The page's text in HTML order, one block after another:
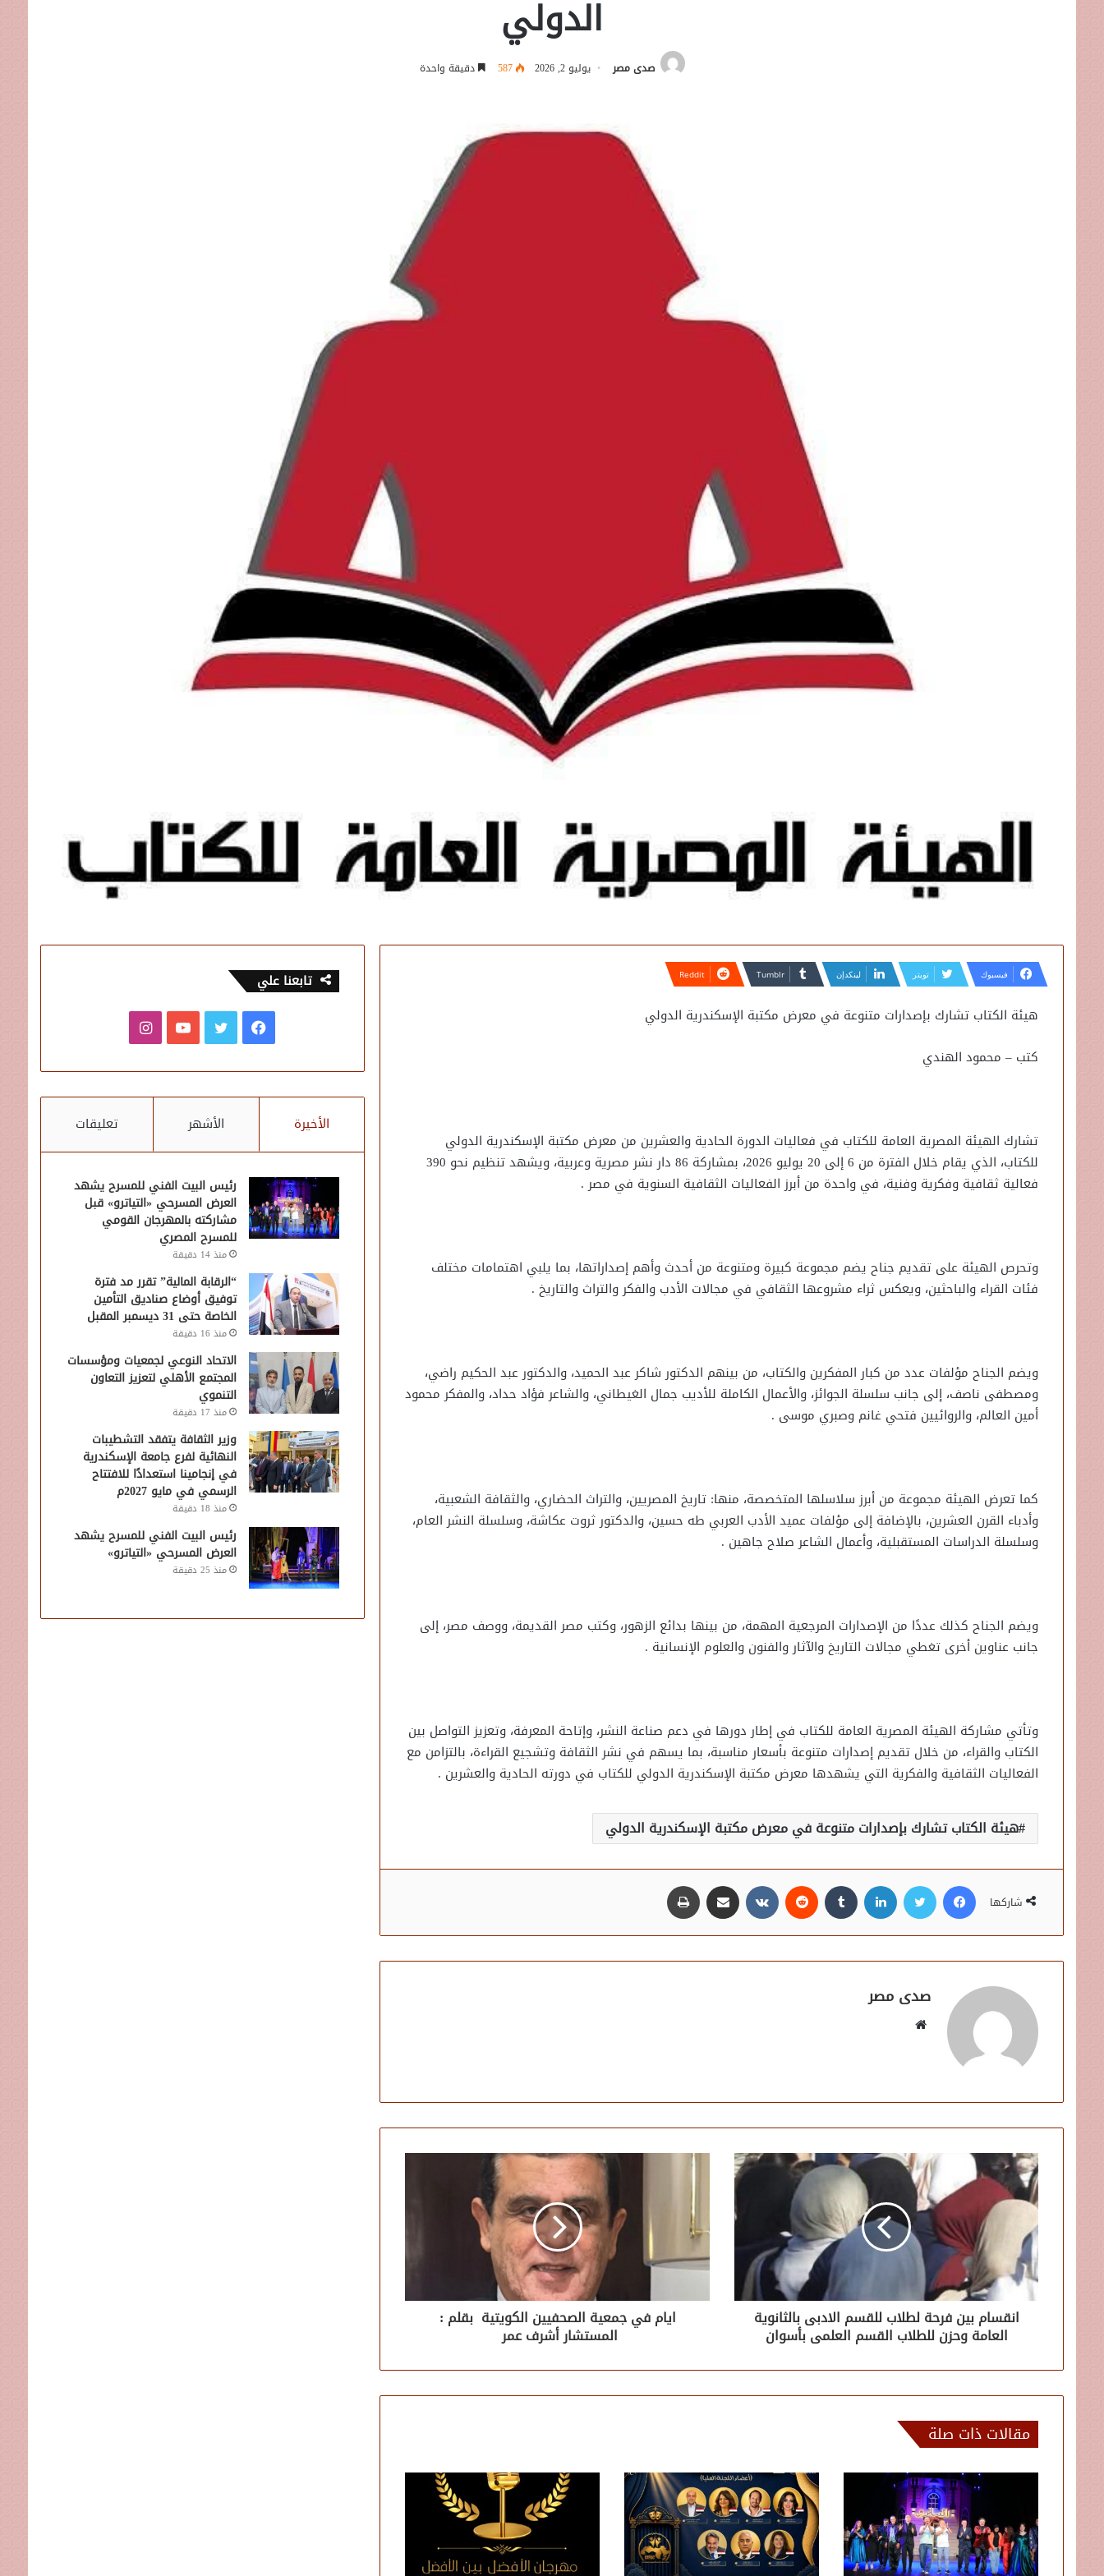
الدولي
صدى مصر يوليو 2, 2026 587 دقيقة واحدة
فيسبوك تويتر لينكدإن
هيئة الكتاب تشارك بإصدارات متنوعة في معرض مكتبة الإسكندرية الدولي
كتب – محمود الهندي
تشارك الهيئة المصرية العامة للكتاب في فعاليات الدورة الحادية والعشرين من معرض مكتبة الإسكندرية الدولي
للكتاب، الذي يقام خلال الفترة من 6 إلى 20 يوليو 2026، بمشاركة 86 دار نشر مصرية وعربية، ويشهد تنظيم نحو 390
فعالية ثقافية وفكرية وفنية، في واحدة من أبرز الفعاليات الثقافية السنوية في مصر .
وتحرص الهيئة على تقديم جناح يضم مجموعة كبيرة ومتنوعة من أحدث وأهم إصداراتها، بما يلبي اهتمامات مختلف
فئات القراء والباحثين، ويعكس ثراء مشروعها الثقافي في مجالات الأدب والفكر والتراث والتاريخ .
ويضم الجناح مؤلفات عدد من كبار المفكرين والكتاب، من بينهم الدكتور شاكر عبد الحميد، والدكتور عبد الحكيم راضي،
ومصطفى ناصف، إلى جانب سلسلة الجوائز، والأعمال الكاملة للأديب جمال الغيطاني، والشاعر فؤاد حداد، والمفكر محمود
أمين العالم، والروائيين فتحي غانم وصبري موسى .
كما تعرض الهيئة مجموعة من أبرز سلاسلها المتخصصة، منها: تاريخ المصريين، والتراث الحضاري، والثقافة الشعبية،
وأدباء القرن العشرين، بالإضافة إلى مؤلفات عميد الأدب العربي طه حسين، والدكتور ثروت عكاشة، وسلسلة النشر العام،
وسلسلة الدراسات المستقبلية، وأعمال الشاعر صلاح جاهين .
ويضم الجناح كذلك عددًا من الإصدارات المرجعية المهمة، من بينها بدائع الزهور، وكتب مصر القديمة، ووصف مصر، إلى
جانب عناوين أخرى تغطي مجالات التاريخ والآثار والفنون والعلوم الإنسانية .
وتأتي مشاركة الهيئة المصرية العامة للكتاب في إطار دورها في دعم صناعة النشر، وإتاحة المعرفة، وتعزيز التواصل بين
الكتاب والقراء، من خلال تقديم إصدارات متنوعة بأسعار مناسبة، بما يسهم في نشر الثقافة وتشجيع القراءة، بالتزامن مع
الفعاليات الثقافية والفكرية التي يشهدها معرض مكتبة الإسكندرية الدولي للكتاب في دورته الحادية والعشرين .
هيئة الكتاب تشارك بإصدارات متنوعة في معرض مكتبة الإسكندرية الدولي
شاركها
فيسبوك تويتر لينكدإن مشاركة عبر البريد
صدى مصر
موقع
انقسام بين فرحة لطلاب للقسم الادبى بالثانوية
العامة وحزن للطلاب القسم العلمى بأسوان
ايام في جمعية الصحفيين الكويتية بقلم :
المستشار أشرف عمر
مقالات ذات صلة
تابعنا علي
فيسبوكتويتر يوتيوبانستقرام
الأخيرة الأشهر تعليقات
رئيس البيت الفني للمسرح يشهد
العرض المسرحي «التياترو» قبل
مشاركته بالمهرجان القومي
للمسرح المصري
منذ 14 دقيقة
“الرقابة المالية” تقرر مد فترة
توفيق أوضاع صناديق التأمين
الخاصة حتى 31 ديسمبر المقبل
منذ 16 دقيقة
الاتحاد النوعي لجمعيات ومؤسسات
المجتمع الأهلي لتعزيز التعاون
التنموي
منذ 17 دقيقة
وزير الثقافة يتفقد التشطيبات
النهائية لفرع جامعة الإسكندرية
في إنجامينا استعدادًا للافتتاح
الرسمي في مايو 2027م
منذ 18 دقيقة
رئيس البيت الفني للمسرح يشهد
العرض المسرحي «التياترو»
منذ 25 دقيقة